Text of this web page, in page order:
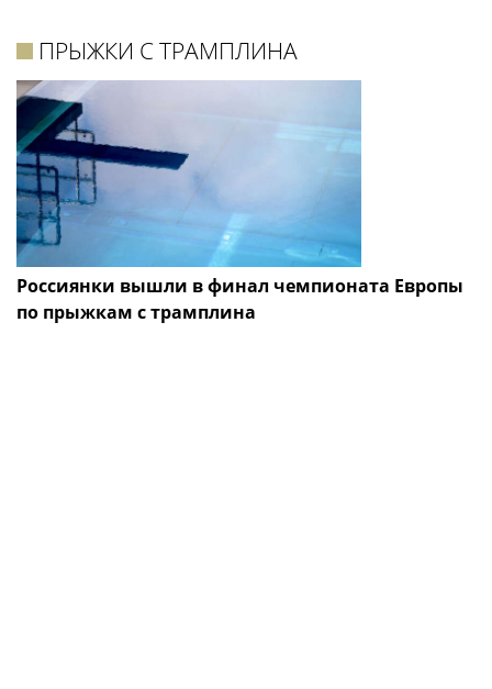
ПРЫЖКИ С ТРАМПЛИНА
Россиянки вышли в финал чемпионата Европы
по прыжкам с трамплина